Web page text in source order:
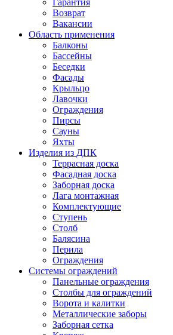
Гарантия
Возврат
Вакансии
Область применения
Балконы
Бассейны
Беседки
Фасады
Крыльцо
Лавочки
Ограждения
Пирсы
Сауны
Яхты
Изделия из ДПК
Террасная доска
Фасадная доска
Заборная доска
Лага монтажная
Комплектующие
Ступень
Столб
Балясина
Перила
Ограждения
Системы ограждений
Панельные ограждения
Столбы для ограждений
Ворота и калитки
Металлические заборы
Заборная сетка